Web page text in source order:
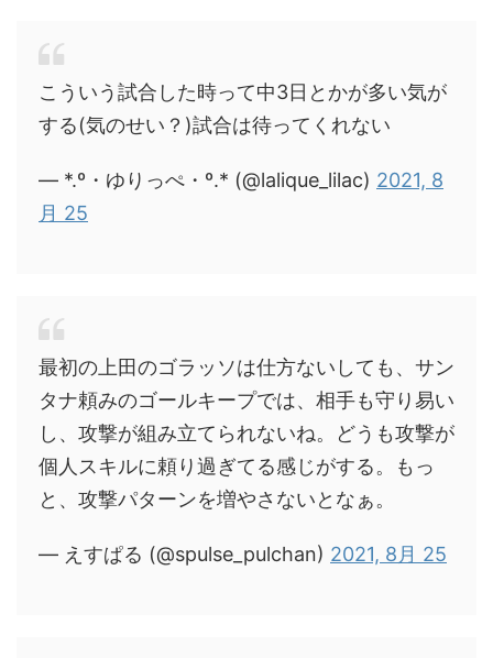
こういう試合した時って中3日とかが多い気が
する(気のせい？)試合は待ってくれない
— *.º・ゆりっぺ・º.* (@lalique_lilac) 2021, 8
月 25
最初の上田のゴラッソは仕方ないしても、サン
タナ頼みのゴールキープでは、相手も守り易い
し、攻撃が組み立てられないね。どうも攻撃が
個人スキルに頼り過ぎてる感じがする。もっ
と、攻撃パターンを増やさないとなぁ。
— えすぱる (@spulse_pulchan) 2021, 8月 25